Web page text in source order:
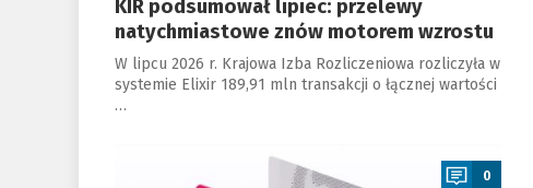
KIR podsumował lipiec: przelewy
natychmiastowe znów motorem wzrostu
W lipcu 2026 r. Krajowa Izba Rozliczeniowa rozliczyła w
systemie Elixir 189,91 mln transakcji o łącznej wartości
…
0